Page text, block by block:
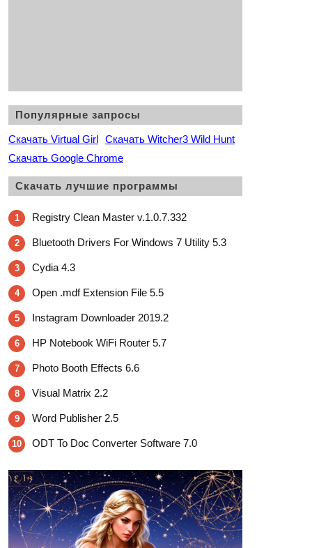
Популярные запросы
Скачать Virtual Girl Скачать Witcher3 Wild Hunt
Скачать Google Chrome
Скачать лучшие программы
1 Registry Clean Master v.1.0.7.332
2 Bluetooth Drivers For Windows 7 Utility 5.3
3 Cydia 4.3
4 Open .mdf Extension File 5.5
5 Instagram Downloader 2019.2
6 HP Notebook WiFi Router 5.7
7 Photo Booth Effects 6.6
8 Visual Matrix 2.2
9 Word Publisher 2.5
10 ODT To Doc Converter Software 7.0